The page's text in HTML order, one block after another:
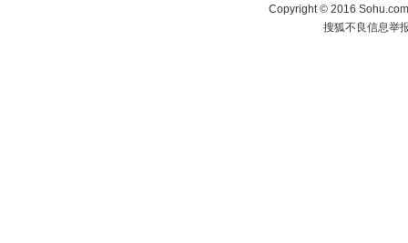
Copyright©2016
搜狐不良信息举